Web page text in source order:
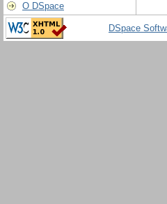
О DSpace
DSpace